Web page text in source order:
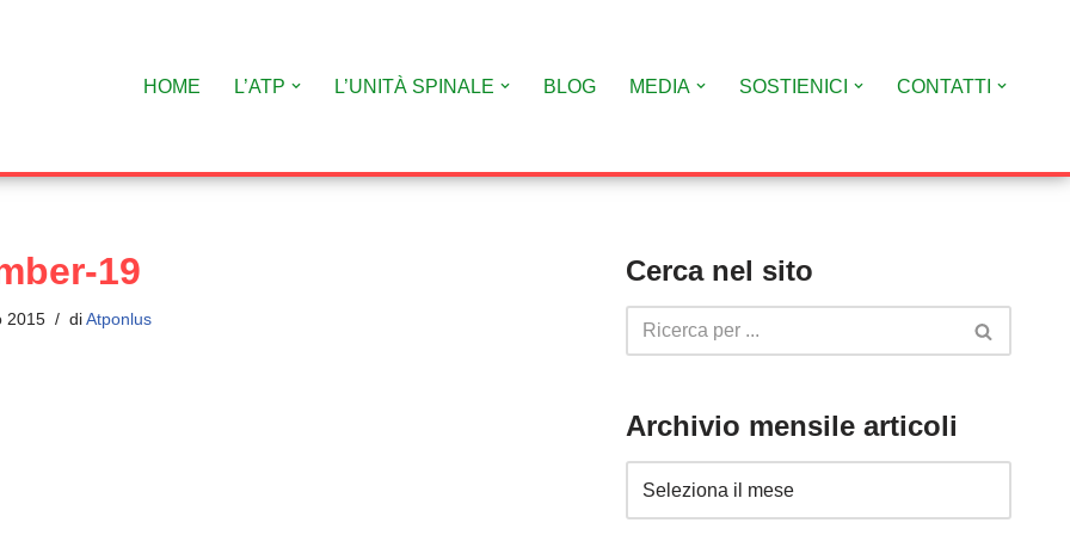
HOME L’ATP L’UNITÀ SPINALE BLOG MEDIA SOSTIENICI CONTATTI
19
2015 diAtponlus
Cerca nel sito
Archivio mensile articoli